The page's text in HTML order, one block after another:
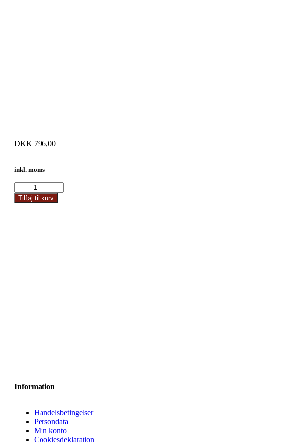
DKK 796,00
inkl. moms
Tilføj til kurv
Information
Handelsbetingelser
Persondata
Min konto
Cookiesdeklaration